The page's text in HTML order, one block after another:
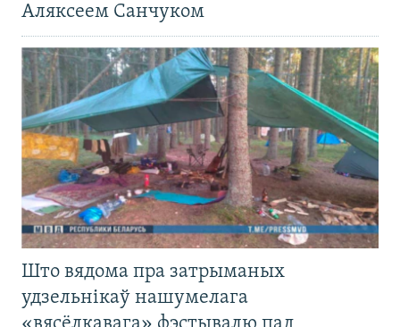
Аляксеем Санчуком
Што вядома пра затрыманых
удзельнікаў нашумелага